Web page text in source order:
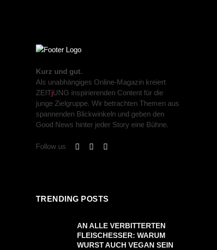
Kurz und gut.
Als unabhängiges Online-Magazin kreiert
ZEITjUNG inspirierenden Content für die
junge Zielgruppe. Wir betrachten Themen aus
spannenden Blickwinkeln und geben den
Good News hinter jeder Story eine Bühne.
Follow us
TRENDING POSTS
AN ALLE VERBITTERTEN
FLEISCHESSER: WARUM
WURST AUCH VEGAN SEIN